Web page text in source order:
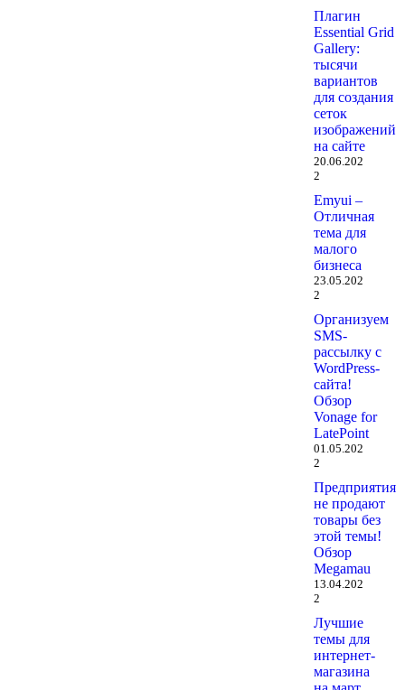
Плагин
Essential Grid
Gallery:
тысячи
вариантов
для создания
сеток
изображений
на сайте
20.06.202
2
Emyui –
Отличная
тема для
малого
бизнеса
23.05.202
2
Организуем
SMS-
рассылку с
WordPress-
сайта!
Обзор
Vonage for
LatePoint
01.05.202
2
Предприятия
не продают
товары без
этой темы!
Обзор
Megamau
13.04.202
2
Лучшие
темы для
интернет-
магазина